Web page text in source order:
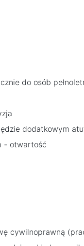
do osób
dodatkowym
- otwartość
cywilnoprawną